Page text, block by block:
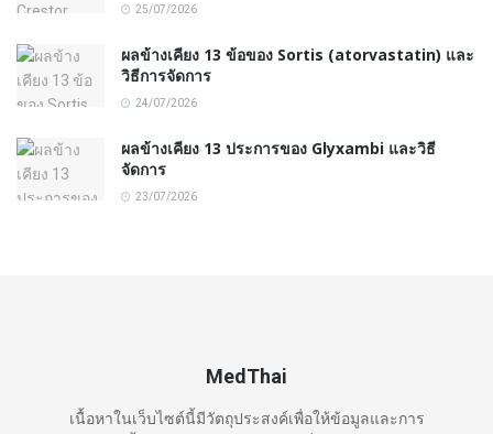
25/07/2026
ผลข้างเคียง 13 ข้อของ Sortis (atorvastatin) และ
วิธีการจัดการ
24/07/2026
ผลข้างเคียง 13 ประการของ Glyxambi และวิธี
จัดการ
23/07/2026
MedThai
เนื้อหาในเว็บไซต์นี้มีวัตถุประสงค์เพื่อให้ข้อมูลและการ